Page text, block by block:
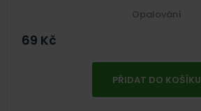
Opalování
69 Kč
PŘIDAT DO KOŠÍKU